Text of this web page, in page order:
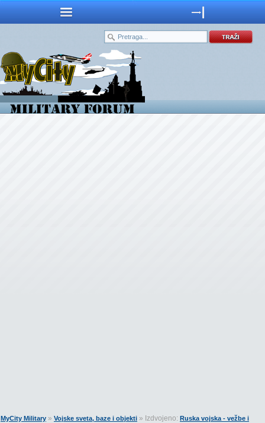
MyCity Military » Vojske sveta, baze i objekti » Izdvojeno: Ruska vojska - vežbe i